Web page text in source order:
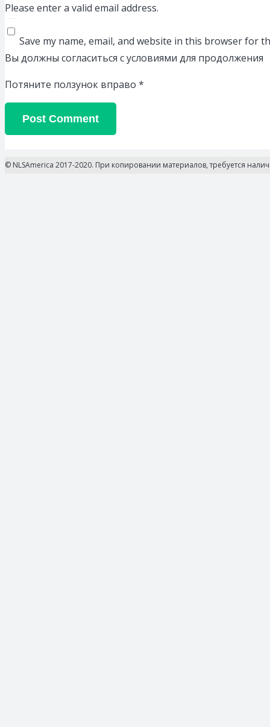
Please enter a valid email address.
Save my name, email, and website in this browser for
Вы должны согласиться с условиями для продолжения
Потяните ползунок вправо *
Post Comment
© NLSAmerica 2017-2020. При копировании материалов, требуется